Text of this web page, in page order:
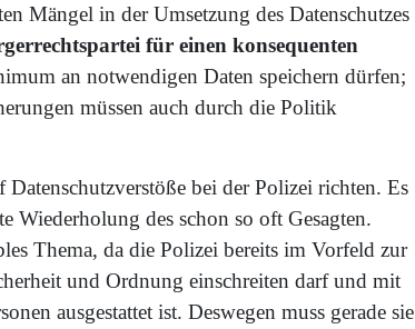
Mängel in der Umsetzung des Datenschutzes
für einen konsequenten
an notwendigen Daten speichern dürfen;
müssen auch durch die Politik
bei der Polizei richten. Es
Wiederholung des schon so oft Gesagten.
Thema, da die Polizei bereits im Vorfeld zur
und Ordnung einschreiten darf und mit
ausgestattet ist. Deswegen muss gerade sie